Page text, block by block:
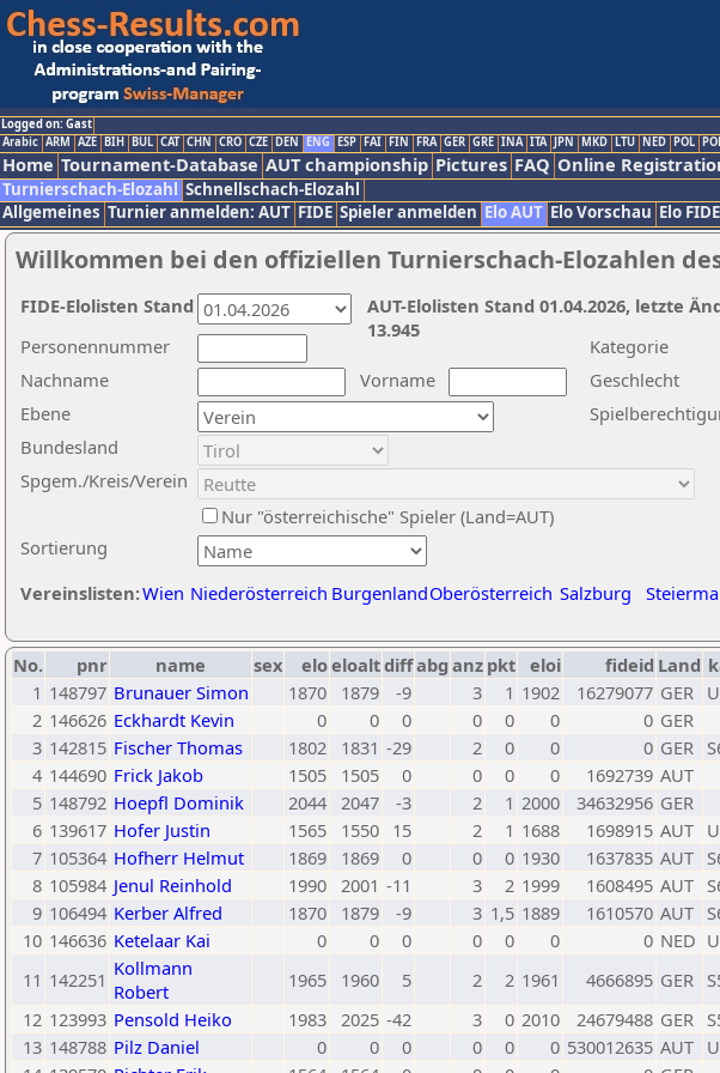
Logged on: Gast
Arabic ARM AZE BIH BUL CAT CHN CRO CZE DEN ENG ESP FAI FIN FRA GER GRE INA ITA JPN MKD LTU NED POL
Home Tournament-Database AUT championship Pictures FAQ Online
Turnierschach-Elozahl Schnellschach-Elozahl
Allgemeines Turnier anmelden: AUT FIDE Spieler anmelden Elo AUT Elo Vorschau Elo FIDE
Willkommen bei den offiziellen Turnierschach-Elozahlen
Nachname
Vorname
Ebene
Kategorie
Sortierung
Personennummer
Bundesland
Spgem./Kreis/Verein
Geschlecht
Nur "österreichische" Spieler (Land=AUT)
Vereinslisten:Wien Niederösterreich BurgenlandOberösterreich Salzburg
AUT-Elolisten Stand 01.04.2026, letzte
13.945
FIDE-Elolisten Stand
No. pnr name sex eloeloaltdiffabg anz pkt eloi fideid Land
1 148797 Brunauer Simon 1870 1879 -9 3 1 1902 16279077 GER
2 146626 Eckhardt Kevin 0 0 0 0 0 0 0 GER
3 142815 Fischer Thomas 1802 1831 -29 2 0 0 0 GER
4 144690 Frick Jakob 1505 1505 0 0 0 0 1692739 AUT
5 148792 Hoepfl Dominik 2044 2047 -3 2 1 2000 34632956 GER
6 139617 Hofer Justin 1565 1550 15 2 1 1688 1698915 AUT
7 105364 Hofherr Helmut 1869 1869 0 0 0 1930 1637835 AUT
8 105984 Jenul Reinhold 1990 2001 -11 3 2 1999 1608495 AUT
9 106494 Kerber Alfred 1870 1879 -9 3 1,5 1889 1610570 AUT
10 146636 Ketelaar Kai 0 0 0 0 0 0 0 NED
11 142251 Kollmann
Robert
1965 1960 5 2 2 1961 4666895 GER
12 123993 Pensold Heiko 1983 2025 -42 3 0 2010 24679488 GER
13 148788 Pilz Daniel 0 0 0 0 0 0 530012635 AUT